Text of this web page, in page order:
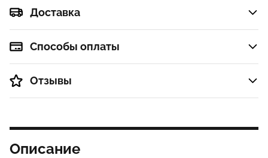
Доставка
Способы оплаты
Отзывы
Описание